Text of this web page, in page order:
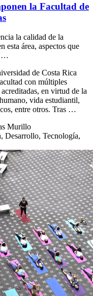
la Facultad de
la calidad de la
esta área, aspectos que
…
de Costa Rica
con múltiples
en virtud de la
vida estudiantil,
entre otros. Tras …
Murillo
Desarrollo, Tecnología,